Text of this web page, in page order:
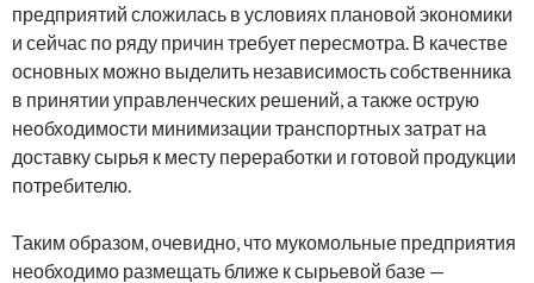
предприятий сложилась в условиях плановой экономики
и сейчас по ряду причин требует пересмотра. В качестве
основных можно выделить независимость собственника
в принятии управленческих решений, а также острую
необходимости минимизации транспортных затрат на
доставку сырья к месту переработки и готовой продукции
потребителю.
Таким образом, очевидно, что мукомольные предприятия
необходимо размещать ближе к сырьевой базе —